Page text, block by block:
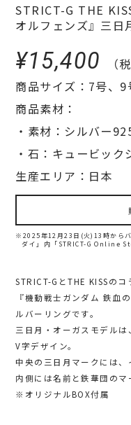
STRICT-G THE
オルフェンズ』三日
¥15,400
（
商品サイズ：7号、
商品素材：
・素材：シルバー
・石：キュービック
生産エリア：日本
※2025年12月23日(火)13時からバ
ダイ」内「STRICT-G Online
STRICT-GとTHE KISSのコ
『機動戦士ガンダム 鉄血
ルバーリングです。
三日月・オーガスモデル
V字デザイン。
中央の三日月マークには、
内側には名前と鉄華団のマ
※オリジナルBOX付属